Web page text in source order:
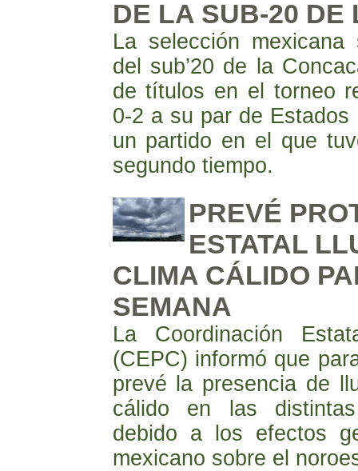
DE LA SUB-20 DE
La selección mexicana
del sub’20 de la
de títulos en el torneo
0-2 a su par de
un partido en el que
segundo tiempo.
PREVÉ
ESTATAL
CLIMA CÁLIDO
SEMANA
La Coordinación
(CEPC) informó que
prevé la presencia de
cálido en las
debido a los efectos
mexicano sobre el